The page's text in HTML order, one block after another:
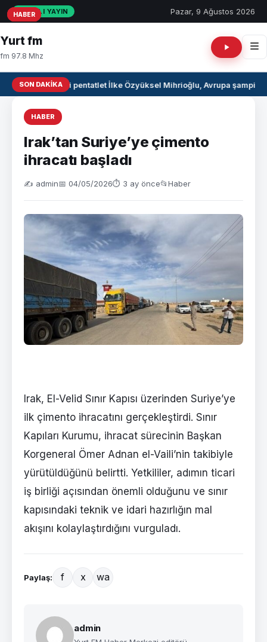
CANLI YAYIN Pazar, 9 Ağustos 2026
Yurt fm
fm 97.8 Mhz
SON DAKIKAMilli pentatlet İlke Özyüksel Mihrioğlu, Avrupa
HABER
Irak’tan Suriye’ye çimento
ihracatı başladı
✍️ admin📅 04/05/2026⏱ 3 ay önce📂Haber
Irak, El-Velid Sınır Kapısı üzerinden Suriye’ye
ilk çimento ihracatını gerçekleştirdi. Sınır
Kapıları Kurumu, ihracat sürecinin Başkan
Korgeneral Ömer Adnan el-Vaili’nin takibiyle
yürütüldüğünü belirtti. Yetkililer, adımın ticari
iş birliği açısından önemli olduğunu ve sınır
kapısındaki teknik ve idari hazırlığın mal
akışını kolaylaştırdığını vurguladı.
Paylaş: f x wa
admin
HABER
HABER
HABER